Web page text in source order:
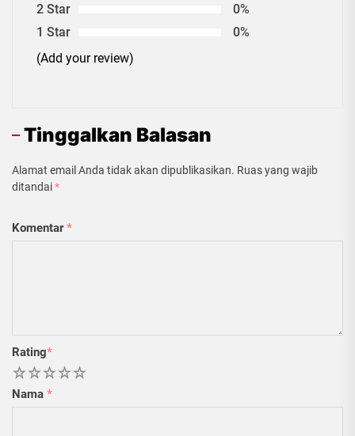
2 Star
0%
1 Star
0%
(Add your review)
Tinggalkan Balasan
Alamat email Anda tidak akan dipublikasikan. Ruas yang wajib
ditandai*
Komentar*
Rating*
5
4
3
2
Nama *